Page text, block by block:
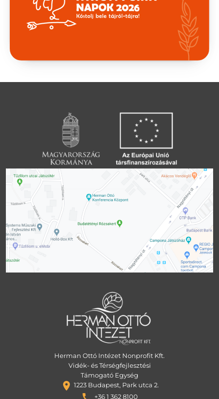
Herman Ottó Intézet Nonprofit Kft.
Vidék- és Térségfejlesztési
Támogató Egység
1223 Budapest, Park utca 2.
+36 1 362 8100